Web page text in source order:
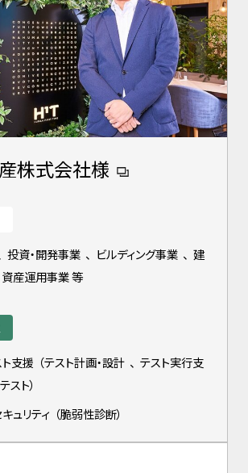
株式会社様
投資・開発事業 、 ビルディング事業 、 建
資産運用事業 等
ト支援 （テスト計画・設計 、 テスト実行支
スト）
ュリティ （脆弱性診断）